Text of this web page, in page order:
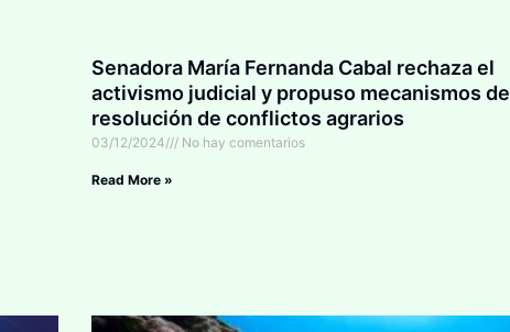
Senadora María Fernanda Cabal rechaza el
activismo judicial y propuso mecanismos de
resolución de conflictos agrarios
03/12/2024 No hay comentarios
Read More »